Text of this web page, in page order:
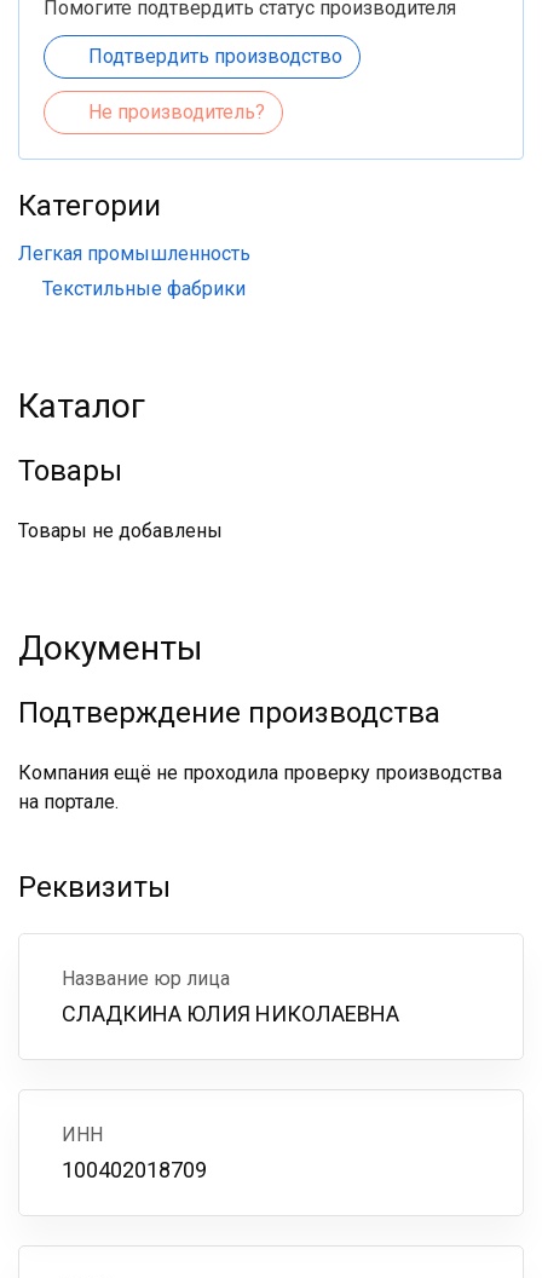
Помогите подтвердить статус производителя
Подтвердить производство
Не производитель?
Категории
Легкая промышленность
Текстильные фабрики
Каталог
Товары
Товары не добавлены
Документы
Подтверждение производства
Компания ещё не проходила проверку производства
на портале.
Реквизиты
Название юр лица
СЛАДКИНА ЮЛИЯ НИКОЛАЕВНА
ИНН
100402018709